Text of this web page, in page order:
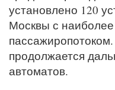
установлено 120
Москвы с
продолжается
автоматов.